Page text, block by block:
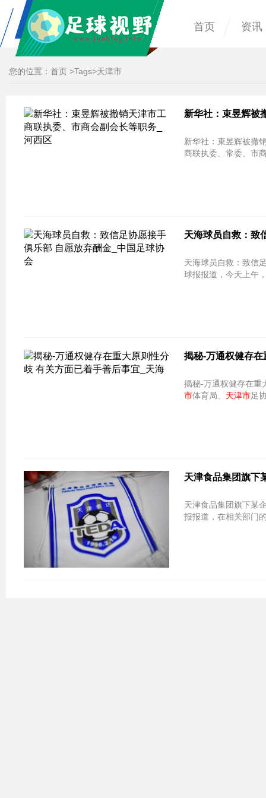
首页 资讯
您的位置： 首页 >Tags>天津市
新华社：束昱辉被
新华社：束昱辉被撤
商联执委、常委、市
天海球员自救：致
天海球员自救：致信足协愿接
球报报道，今天上午
揭秘-万通权健存
市体育局、 天津市足
天津食品集团旗下
天津食品集团旗下某企业成津
报报道，在相关部门